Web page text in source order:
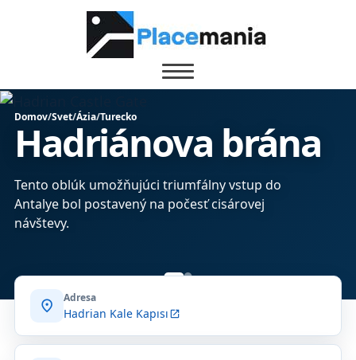
Domov/Svet/Ázia/Turecko
Hadriánova brána
Tento oblúk umožňujúci triumfálny vstup do
Antalye bol postavený na počesť cisárovej
návštevy.
location_on Adresa
Hadrian Kale Kapısıopen_in_new